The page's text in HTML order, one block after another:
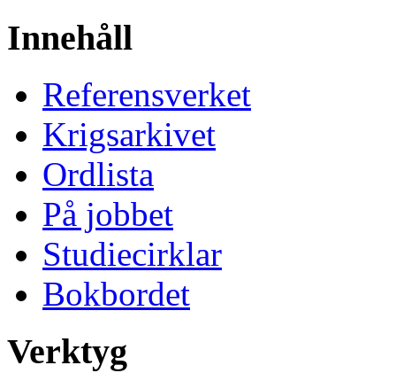
Innehåll
Referensverket
Krigsarkivet
Ordlista
På jobbet
Studiecirklar
Bokbordet
Verktyg